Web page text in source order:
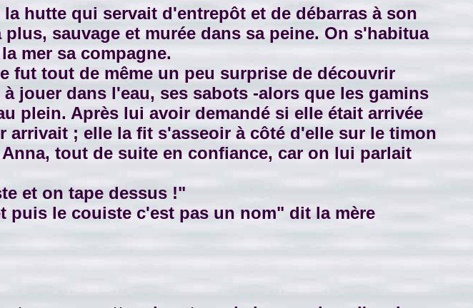
hutte qui servait d'entrepôt et de débarras à son
sauvage et murée dans sa peine. On s'habitua
mer sa compagne.
tout de même un peu surprise de découvrir
jouer dans l'eau, ses sabots -alors que les gamins
plein. Après lui avoir demandé si elle était arrivée
; elle la fit s'asseoir à côté d'elle sur le timon
tout de suite en confiance, car on lui parlait
et on tape dessus !"
le couiste c'est pas un nom" dit la mère